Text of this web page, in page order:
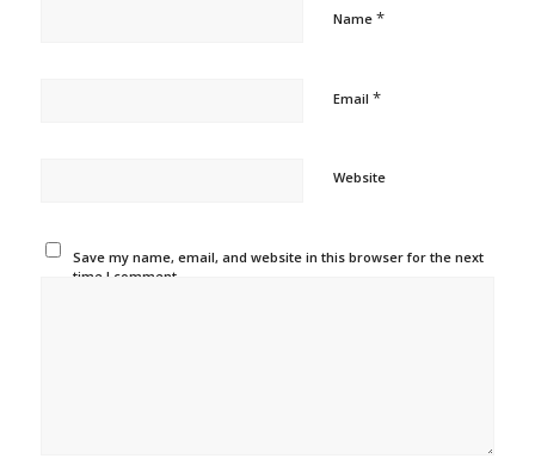
Name *
Email *
Website
Save my name, email, and website in this browser for the next
time I comment.